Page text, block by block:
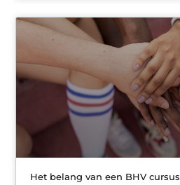
Het belang van een BHV cursus